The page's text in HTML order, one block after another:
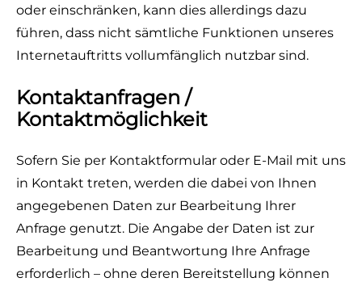
oder einschränken, kann dies allerdings dazu
führen, dass nicht sämtliche Funktionen unseres
Internetauftritts vollumfänglich nutzbar sind.
Kontaktanfragen /
Kontaktmöglichkeit
Sofern Sie per Kontaktformular oder E-Mail mit uns
in Kontakt treten, werden die dabei von Ihnen
angegebenen Daten zur Bearbeitung Ihrer
Anfrage genutzt. Die Angabe der Daten ist zur
Bearbeitung und Beantwortung Ihre Anfrage
erforderlich – ohne deren Bereitstellung können